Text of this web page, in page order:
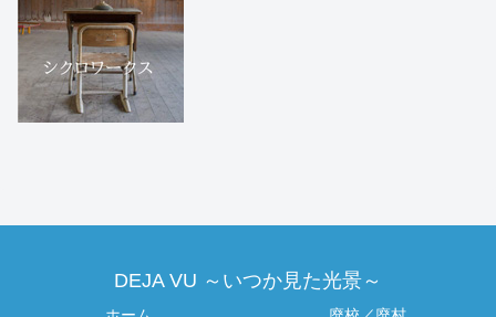
DEJA VU ～いつか見た光景～